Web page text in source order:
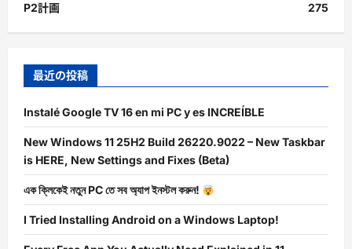
P2計画 275
最近の投稿
Instalé Google TV 16 en mi PC y es INCREÍBLE
New Windows 11 25H2 Build 26220.9022 – New Taskbar
is HERE, New Settings and Fixes (Beta)
এক ক্লিকেই নতুন PC তে সব অ্যাপ ইনস্টল করুন!
I Tried Installing Android on a Windows Laptop!